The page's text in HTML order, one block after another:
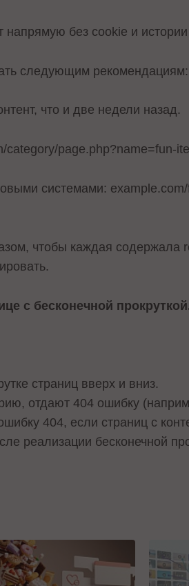
без cookie и
следующим рекомендациям:
что и две недели назад.
page.php?name=fun-
системами:
чтобы каждая содержала
с бесконечной
страниц вверх и вниз.
отдают 404 ошибку
404, если страниц с
реализации бесконечной